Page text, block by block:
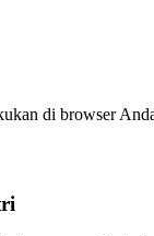
di browser